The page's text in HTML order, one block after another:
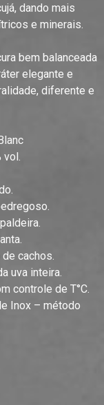
dando mais
e minerais.
bem balanceada
elegante e
diferente e
vol.
cachos.
uva inteira.
controle de T°C.
Inox – método